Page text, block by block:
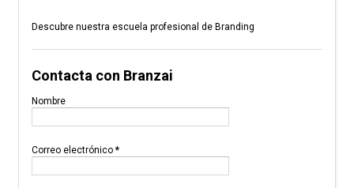
Descubre nuestra escuela profesional de Branding
Contacta con Branzai
Nombre
Correo electrónico *